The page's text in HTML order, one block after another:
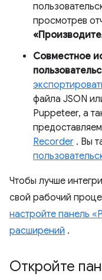
просмотрев
Совместное
файла JSON
Puppeteer, а
Recorder . Вы
Чтобы лучше
свой рабочий
настройте панель
расширений .
Откройте